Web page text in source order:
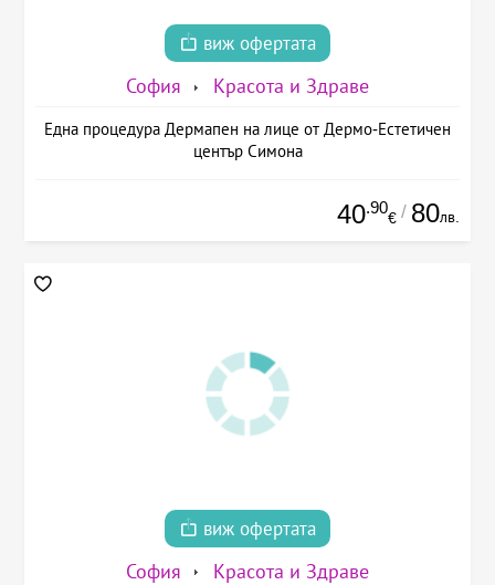
виж офертата
София Красота и Здраве
Една процедура Дермапен на лице от Дермо-Естетичен
център Симона
40.90
€ / 80лв.
виж офертата
София Красота и Здраве